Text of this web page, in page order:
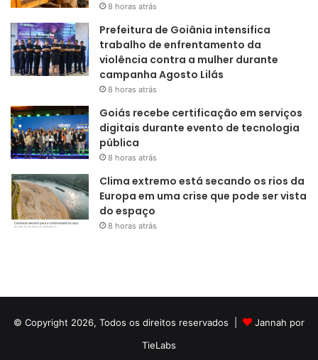
8 horas atrás
Prefeitura de Goiânia intensifica
trabalho de enfrentamento da
violência contra a mulher durante
campanha Agosto Lilás
8 horas atrás
Goiás recebe certificação em serviços
digitais durante evento de tecnologia
pública
8 horas atrás
Clima extremo está secando os rios da
Europa em uma crise que pode ser vista
do espaço
8 horas atrás
© Copyright 2026, Todos os direitos reservados |
Jannah por
TieLabs